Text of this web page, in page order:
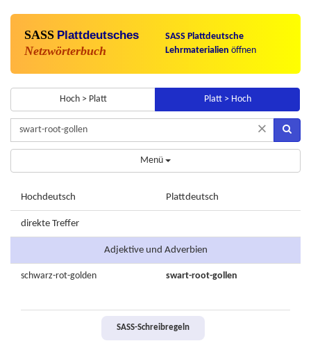
SASS Plattdeutsches
Netzwörterbuch
SASS Plattdeutsche
Lehrmaterialien öffnen
Hoch > Platt Platt > Hoch
×
Menü
Hochdeutsch Plattdeutsch
direkte Treffer
Adjektive und Adverbien
schwarz-rot-golden swart-root-gollen
SASS-Schreibregeln